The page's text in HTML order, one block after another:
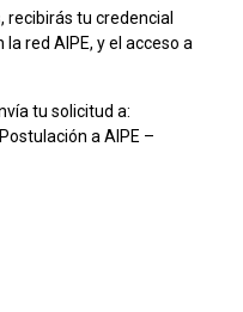
recibirás tu credencial
red AIPE, y el acceso a
tu solicitud a:
a AIPE –